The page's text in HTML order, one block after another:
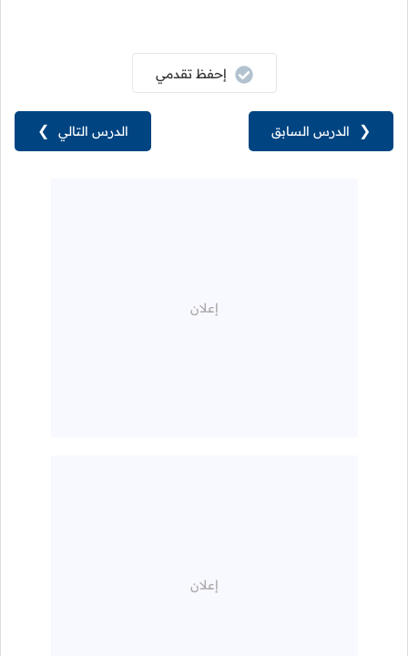
الدرس التالي ❯
إحفظ تقدمي
❮ الدرس السابق